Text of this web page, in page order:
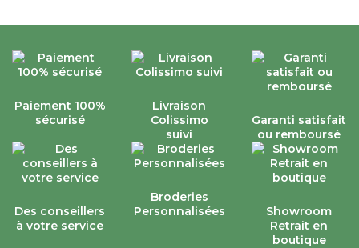
Paiement 100%
sécurisé
Livraison
Colissimo
suivi
Garanti satisfait
ou remboursé
Des conseillers
à votre service
Broderies
Personnalisées
Showroom
Retrait en
boutique